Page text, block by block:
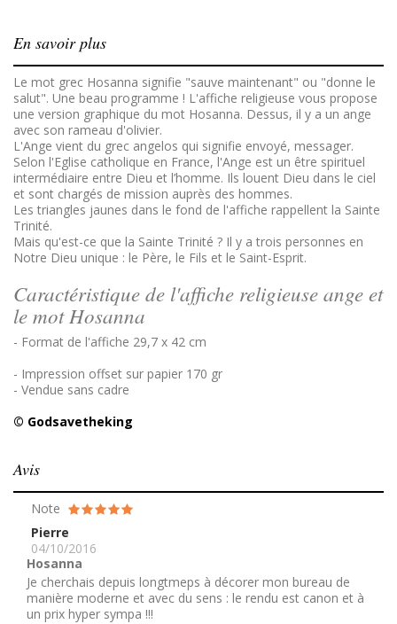
En savoir plus
Le mot grec Hosanna signifie "sauve maintenant" ou "donne le
salut". Une beau programme ! L'affiche religieuse vous propose
une version graphique du mot Hosanna. Dessus, il y a un ange
avec son rameau d'olivier.
L'Ange vient du grec angelos qui signifie envoyé, messager.
Selon l'Eglise catholique en France, l'Ange est un être spirituel
intermédiaire entre Dieu et l’homme. Ils louent Dieu dans le ciel
et sont chargés de mission auprès des hommes.
Les triangles jaunes dans le fond de l'affiche rappellent la Sainte
Trinité.
Mais qu'est-ce que la Sainte Trinité ? Il y a trois personnes en
Notre Dieu unique : le Père, le Fils et le Saint-Esprit.
Caractéristique de l'affiche religieuse ange et
le mot Hosanna
- Format de l'affiche 29,7 x 42 cm
- Impression offset sur papier 170 gr
- Vendue sans cadre
© Godsavetheking
Avis
Note
Pierre
04/10/2016
Hosanna
Je cherchais depuis longtmeps à décorer mon bureau de
manière moderne et avec du sens : le rendu est canon et à
un prix hyper sympa !!!